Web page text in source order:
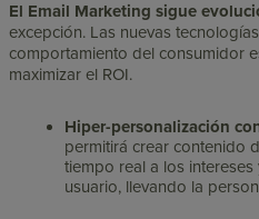
El Email Marketing sigue
excepción. Las nuevas
comportamiento del consumidor
maximizar el ROI.
Hiper-personalización
permitirá crear contenido
tiempo real a los
usuario, llevando la